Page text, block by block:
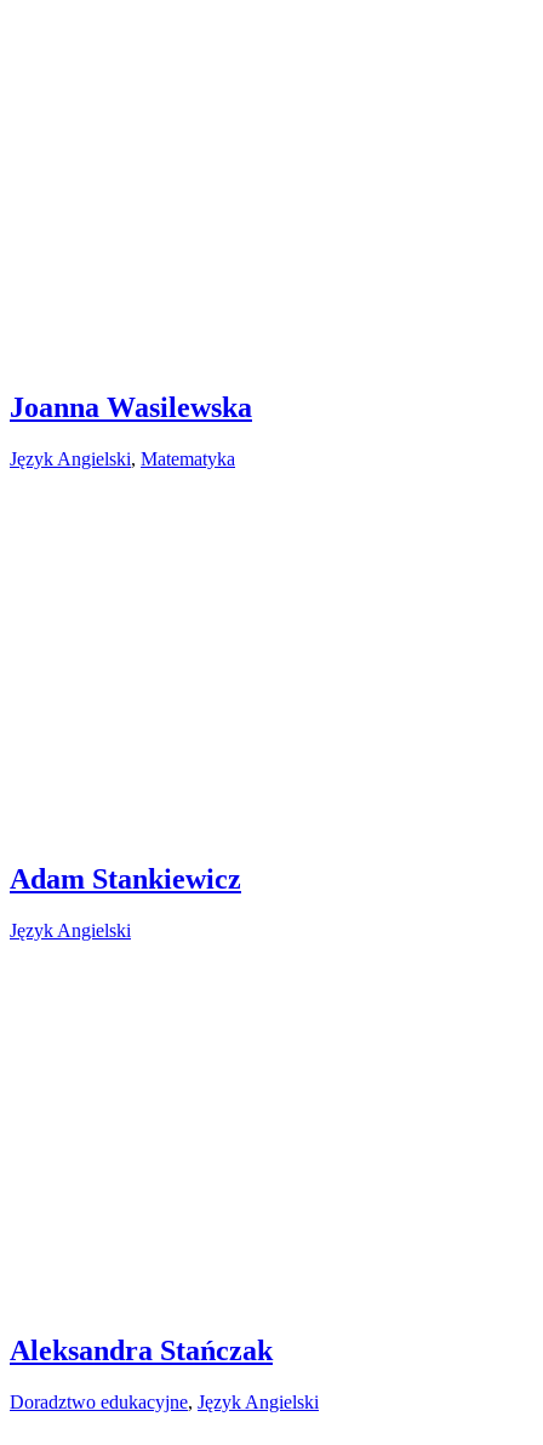
Joanna Wasilewska
Język Angielski, Matematyka
Adam Stankiewicz
Język Angielski
Aleksandra Stańczak
Doradztwo edukacyjne, Język Angielski